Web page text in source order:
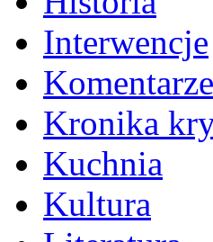
Interwencje
Komentarze
Kronika
Kuchnia
Kultura